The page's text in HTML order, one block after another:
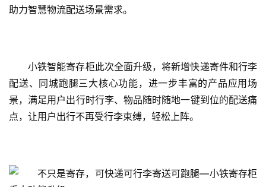
助力智慧物流配送场景需求。
小铁智能寄存柜此次全面升级，将新增快递寄件和行李
配送、同城跑腿三大核心功能，进一步丰富的产品应用场
景，满足用户出行时行李、物品随时随地一键到位的配送痛
点，让用户出行不再受行李束缚，轻松上阵。